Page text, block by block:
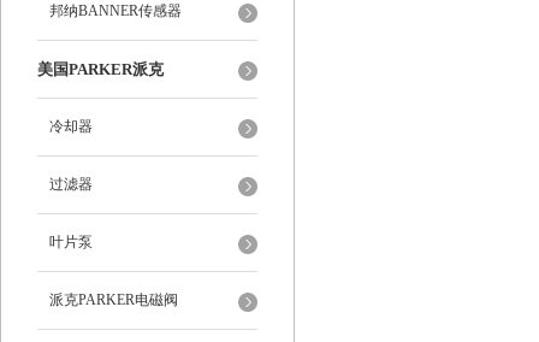
邦纳BANNER传感器
美国PARKER派克
冷却器
过滤器
叶片泵
派克PARKER电磁阀